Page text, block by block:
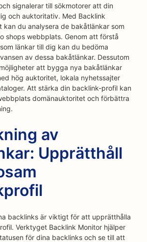
signalerar till sökmotorer att din
och auktoritativ. Med Backlink
kan du analysera de bakåtlänkar som
shops webbplats. Genom att förstå
länkar till dig kan du bedöma
av dessa bakåtlänkar. Dessutom
att bygga nya bakåtlänkar
hög auktoritet, lokala nyhetssajter
Att stärka din backlink-profil kan
domänauktoritet och förbättra
av
Upprätthåll
backlinks är viktigt för att upprätthålla
Verktyget Backlink Monitor hjälper
för dina backlinks och se till att